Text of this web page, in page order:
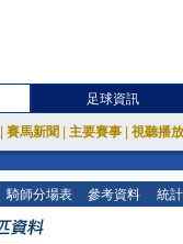
足球資訊
賽馬新聞 主要賽事 視聽播
騎師分場表 參考資料 統